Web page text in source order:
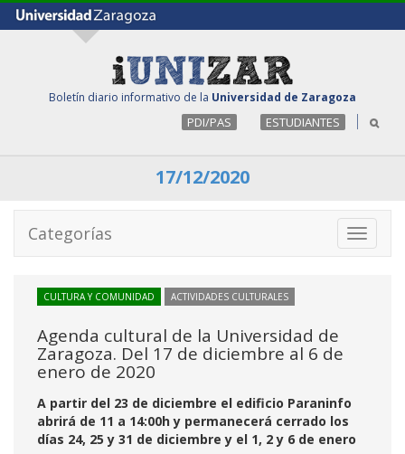
Boletín diario informativo de la Universidad de Zaragoza
PDI/PAS ESTUDIANTES
17/12/2020
Toggle
Categorías
CULTURA Y COMUNIDAD ACTIVIDADES CULTURALES
Agenda cultural de la Universidad de
Zaragoza. Del 17 de diciembre al 6 de
enero de 2020
A partir del 23 de diciembre el edificio Paraninfo
abrirá de 11 a 14:00h y permanecerá cerrado los
días 24, 25 y 31 de diciembre y el 1, 2 y 6 de enero